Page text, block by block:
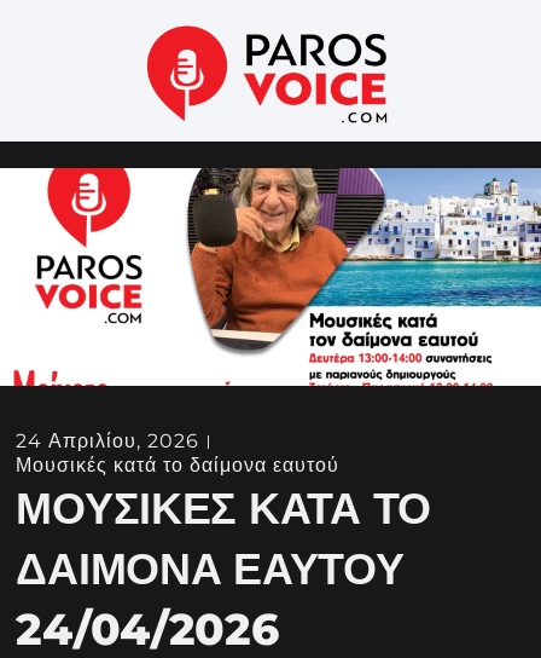
24 Απριλίου, 2026
Μουσικές κατά το δαίμονα εαυτού
ΜΟΥΣΙΚΈΣ ΚΑΤΆ ΤΟ
ΔΑΊΜΟΝΑ ΕΑΥΤΟΎ
24/04/2026